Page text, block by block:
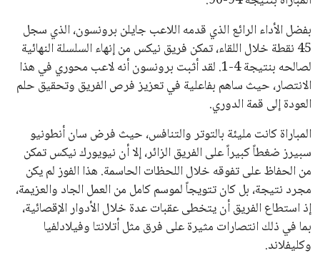
بفضل الأداء الرائع الذي قدمه اللاعب جايلن برونسون، الذي سجل
45 نقطة خلال اللقاء، تمكن فريق نيكس من إنهاء السلسلة النهائية
لصالحه بنتيجة 4-1. لقد أثبت برونسون أنه لاعب محوري في هذا
الانتصار، حيث ساهم بفاعلية في تعزيز فرص الفريق وتحقيق حلم
العودة إلى قمة الدوري.
المباراة كانت مليئة بالتوتر والتنافس، حيث فرض سان أنطونيو
سبيرز ضغطاً كبيراً على الفريق الزائر، إلا أن نيويورك نيكس تمكن
من الحفاظ على تفوقه خلال اللحظات الحاسمة. هذا الفوز لم يكن
مجرد نتيجة، بل كان تتويجاً لموسم كامل من العمل الجاد والعزيمة،
إذ استطاع الفريق أن يتخطى عقبات عدة خلال الأدوار الإقصائية،
بما في ذلك انتصارات مثيرة على فرق مثل أتلانتا وفيلادلفيا
وكليفلاند.